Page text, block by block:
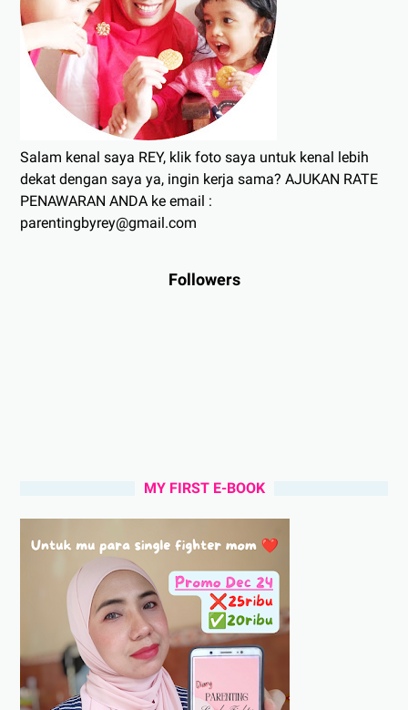
Salam kenal saya REY, klik foto saya untuk kenal lebih
dekat dengan saya ya, ingin kerja sama? AJUKAN RATE
PENAWARAN ANDA ke email :
parentingbyrey@gmail.com
Followers
MY FIRST E-BOOK